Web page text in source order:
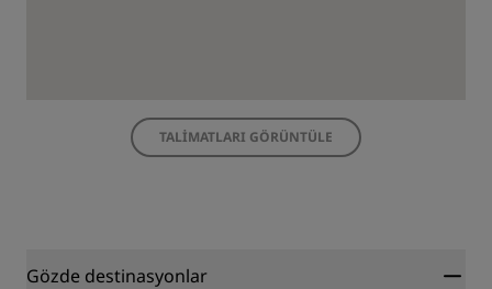
TALIMATLARI GÖRÜNTÜLE
Gözde destinasyonlar